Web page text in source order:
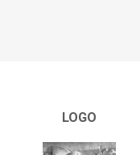
LOGO